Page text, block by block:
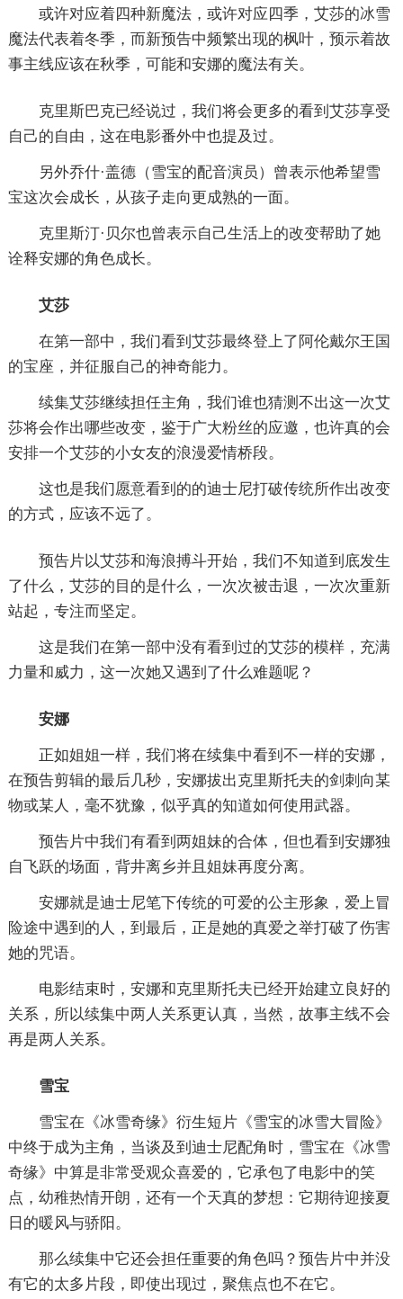
或许对应着四种新魔法，或许对应四季，艾莎的冰雪
魔法代表着冬季，而新预告中频繁出现的枫叶，预示着故
事主线应该在秋季，可能和安娜的魔法有关。
克里斯巴克已经说过，我们将会更多的看到艾莎享受
自己的自由，这在电影番外中也提及过。
另外乔什·盖德（雪宝的配音演员）曾表示他希望雪
宝这次会成长，从孩子走向更成熟的一面。
克里斯汀·贝尔也曾表示自己生活上的改变帮助了她
诠释安娜的角色成长。
艾莎
在第一部中，我们看到艾莎最终登上了阿伦戴尔王国
的宝座，并征服自己的神奇能力。
续集艾莎继续担任主角，我们谁也猜测不出这一次艾
莎将会作出哪些改变，鉴于广大粉丝的应邀，也许真的会
安排一个艾莎的小女友的浪漫爱情桥段。
这也是我们愿意看到的的迪士尼打破传统所作出改变
的方式，应该不远了。
预告片以艾莎和海浪搏斗开始，我们不知道到底发生
了什么，艾莎的目的是什么，一次次被击退，一次次重新
站起，专注而坚定。
这是我们在第一部中没有看到过的艾莎的模样，充满
力量和威力，这一次她又遇到了什么难题呢？
安娜
正如姐姐一样，我们将在续集中看到不一样的安娜，
在预告剪辑的最后几秒，安娜拔出克里斯托夫的剑刺向某
物或某人，毫不犹豫，似乎真的知道如何使用武器。
预告片中我们有看到两姐妹的合体，但也看到安娜独
自飞跃的场面，背井离乡并且姐妹再度分离。
安娜就是迪士尼笔下传统的可爱的公主形象，爱上冒
险途中遇到的人，到最后，正是她的真爱之举打破了伤害
她的咒语。
电影结束时，安娜和克里斯托夫已经开始建立良好的
关系，所以续集中两人关系更认真，当然，故事主线不会
再是两人关系。
雪宝
雪宝在《冰雪奇缘》衍生短片《雪宝的冰雪大冒险》
中终于成为主角，当谈及到迪士尼配角时，雪宝在《冰雪
奇缘》中算是非常受观众喜爱的，它承包了电影中的笑
点，幼稚热情开朗，还有一个天真的梦想：它期待迎接夏
日的暖风与骄阳。
那么续集中它还会担任重要的角色吗？预告片中并没
有它的太多片段，即使出现过，聚焦点也不在它。